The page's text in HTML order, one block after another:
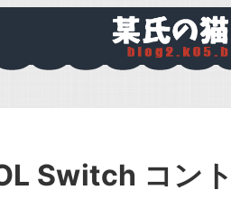
Switch コン